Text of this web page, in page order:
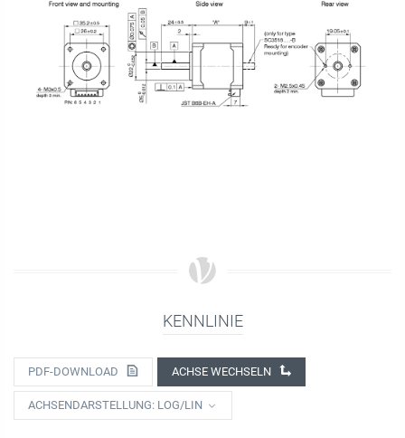
KENNLINIE
PDF-DOWNLOAD ACHSE WECHSELN
ACHSENDARSTELLUNG: LOG/LIN